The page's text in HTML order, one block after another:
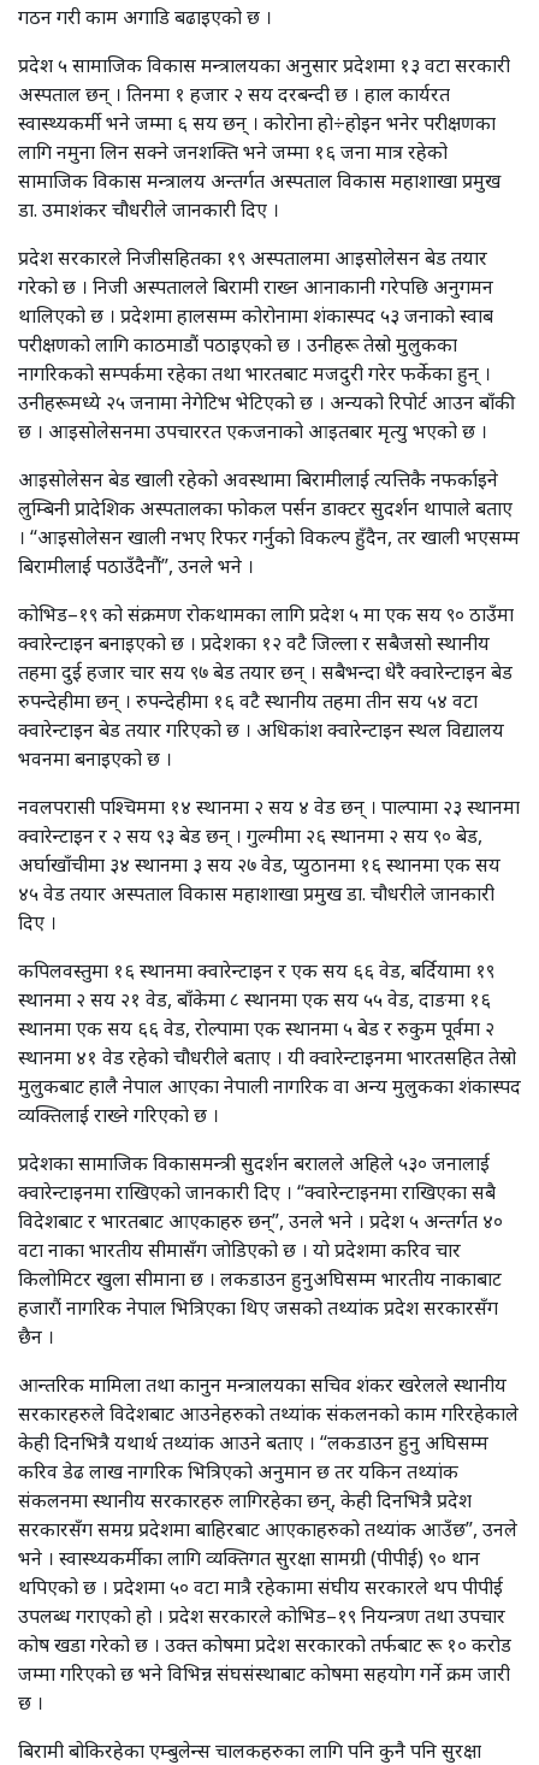
गठन गरी काम अगाडि बढाइएको छ ।
प्रदेश ५ सामाजिक विकास मन्त्रालयका अनुसार प्रदेशमा १३ वटा सरकारी
अस्पताल छन् । तिनमा १ हजार २ सय दरबन्दी छ । हाल कार्यरत
स्वास्थ्यकर्मी भने जम्मा ६ सय छन् । कोरोना हो÷होइन भनेर परीक्षणका
लागि नमुना लिन सक्ने जनशक्ति भने जम्मा १६ जना मात्र रहेको
सामाजिक विकास मन्त्रालय अन्तर्गत अस्पताल विकास महाशाखा प्रमुख
डा. उमाशंकर चौधरीले जानकारी दिए ।
प्रदेश सरकारले निजीसहितका १९ अस्पतालमा आइसोलेसन बेड तयार
गरेको छ । निजी अस्पतालले बिरामी राख्न आनाकानी गरेपछि अनुगमन
थालिएको छ । प्रदेशमा हालसम्म कोरोनामा शंकास्पद ५३ जनाको स्वाब
परीक्षणको लागि काठमाडौं पठाइएको छ । उनीहरू तेस्रो मुलुकका
नागरिकको सम्पर्कमा रहेका तथा भारतबाट मजदुरी गरेर फर्केका हुन् ।
उनीहरूमध्ये २५ जनामा नेगेटिभ भेटिएको छ । अन्यको रिपोर्ट आउन बाँकी
छ । आइसोलेसनमा उपचाररत एकजनाको आइतबार मृत्यु भएको छ ।
आइसोलेसन बेड खाली रहेको अवस्थामा बिरामीलाई त्यत्तिकै नफर्काइने
लुम्बिनी प्रादेशिक अस्पतालका फोकल पर्सन डाक्टर सुदर्शन थापाले बताए
। “आइसोलेसन खाली नभए रिफर गर्नुको विकल्प हुँदैन, तर खाली भएसम्म
बिरामीलाई पठाउँदैनौं”, उनले भने ।
कोभिड–१९ को संक्रमण रोकथामका लागि प्रदेश ५ मा एक सय ९० ठाउँमा
क्वारेन्टाइन बनाइएको छ । प्रदेशका १२ वटै जिल्ला र सबैजसो स्थानीय
तहमा दुई हजार चार सय ९७ बेड तयार छन् । सबैभन्दा धेरै क्वारेन्टाइन बेड
रुपन्देहीमा छन् । रुपन्देहीमा १६ वटै स्थानीय तहमा तीन सय ५४ वटा
क्वारेन्टाइन बेड तयार गरिएको छ । अधिकांश क्वारेन्टाइन स्थल विद्यालय
भवनमा बनाइएको छ ।
नवलपरासी पश्चिममा १४ स्थानमा २ सय ४ वेड छन् । पाल्पामा २३ स्थानमा
क्वारेन्टाइन र २ सय ९३ बेड छन् । गुल्मीमा २६ स्थानमा २ सय ९० बेड,
अर्घाखाँचीमा ३४ स्थानमा ३ सय २७ वेड, प्युठानमा १६ स्थानमा एक सय
४५ वेड तयार अस्पताल विकास महाशाखा प्रमुख डा. चौधरीले जानकारी
दिए ।
कपिलवस्तुमा १६ स्थानमा क्वारेन्टाइन र एक सय ६६ वेड, बर्दियामा १९
स्थानमा २ सय २१ वेड, बाँकेमा ८ स्थानमा एक सय ५५ वेड, दाङमा १६
स्थानमा एक सय ६६ वेड, रोल्पामा एक स्थानमा ५ बेड र रुकुम पूर्वमा २
स्थानमा ४१ वेड रहेको चौधरीले बताए । यी क्वारेन्टाइनमा भारतसहित तेस्रो
मुलुकबाट हालै नेपाल आएका नेपाली नागरिक वा अन्य मुलुकका शंकास्पद
व्यक्तिलाई राख्ने गरिएको छ ।
प्रदेशका सामाजिक विकासमन्त्री सुदर्शन बरालले अहिले ५३० जनालाई
क्वारेन्टाइनमा राखिएको जानकारी दिए । “क्वारेन्टाइनमा राखिएका सबै
विदेशबाट र भारतबाट आएकाहरु छन्”, उनले भने । प्रदेश ५ अन्तर्गत ४०
वटा नाका भारतीय सीमासँग जोडिएको छ । यो प्रदेशमा करिव चार
किलोमिटर खुला सीमाना छ । लकडाउन हुनुअघिसम्म भारतीय नाकाबाट
हजारौं नागरिक नेपाल भित्रिएका थिए जसको तथ्यांक प्रदेश सरकारसँग
छैन ।
आन्तरिक मामिला तथा कानुन मन्त्रालयका सचिव शंकर खरेलले स्थानीय
सरकारहरुले विदेशबाट आउनेहरुको तथ्यांक संकलनको काम गरिरहेकाले
केही दिनभित्रै यथार्थ तथ्यांक आउने बताए । “लकडाउन हुनु अघिसम्म
करिव डेढ लाख नागरिक भित्रिएको अनुमान छ तर यकिन तथ्यांक
संकलनमा स्थानीय सरकारहरु लागिरहेका छन्, केही दिनभित्रै प्रदेश
सरकारसँग समग्र प्रदेशमा बाहिरबाट आएकाहरुको तथ्यांक आउँछ”, उनले
भने । स्वास्थ्यकर्मीका लागि व्यक्तिगत सुरक्षा सामग्री (पीपीई) ९० थान
थपिएको छ । प्रदेशमा ५० वटा मात्रै रहेकामा संघीय सरकारले थप पीपीई
उपलब्ध गराएको हो । प्रदेश सरकारले कोभिड–१९ नियन्त्रण तथा उपचार
कोष खडा गरेको छ । उक्त कोषमा प्रदेश सरकारको तर्फबाट रू १० करोड
जम्मा गरिएको छ भने विभिन्न संघसंस्थाबाट कोषमा सहयोग गर्ने क्रम जारी
छ ।
बिरामी बोकिरहेका एम्बुलेन्स चालकहरुका लागि पनि कुनै पनि सुरक्षा